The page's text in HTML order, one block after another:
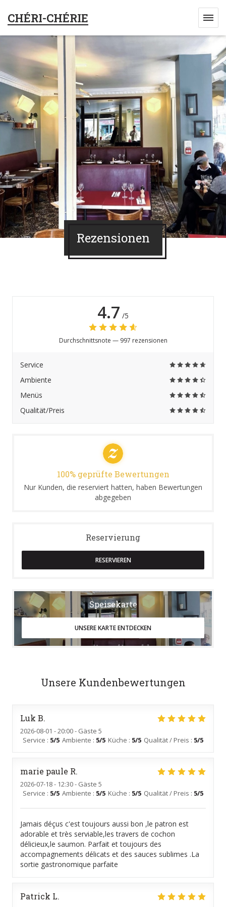
CHÉRI-CHÉRIE
Rezensionen
Unsere Kundenbewertungen
Luk B
2026-08-01 - 20:00 - Gäste 5
Service : 5/5 Ambiente : 5/5 Küche : 5/5 Qualität / Preis : 5/5
marie paule R
2026-07-18- 12:30 - Gäste 5
Service : 5/5 Ambiente : 5/5 Küche : 5/5 Qualität / Preis : 5/5
Jamais déçus c'est toujours aussi bon ,le patron est
adorable et très serviable,les travers de cochon
délicieux,le saumon. Parfait et toujours des
accompagnements délicats et des sauces sublimes .La
sortie gastronomique parfaite
Patrick L
4.7 /5
Durchschnittsnote — 997 rezensionen
Service
Ambiente
Menüs
Qualität/Preis
100% geprüfte Bewertungen
Nur Kunden, die reserviert hatten, haben Bewertungen
abgegeben
Reservierung
RESERVIEREN
Speisekarte
UNSERE KARTE ENTDECKEN